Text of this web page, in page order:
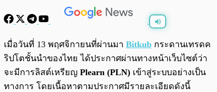
พร้อมเล่น
เมื่อวันที่ 13 พฤศจิกายนที่ผ่านมา Bitkub กระดานเทรดค
ริปโตชั้นนำของไทย ได้ประกาศผ่านทางหน้าเว็บไซต์ว่า
จะมีการลิสต์เหรียญ Plearn (PLN) เข้าสู่ระบบอย่างเป็น
ทางการ โดยเนื้อหาตามประกาศมีรายละเอียดดังนี้